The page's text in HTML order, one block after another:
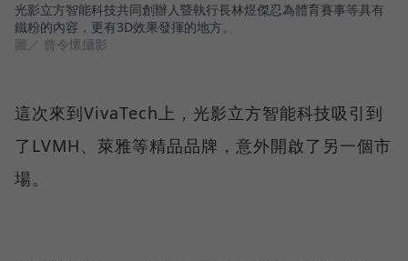
光影立方智能科技共同創辦人暨執行長林煜傑忍為體育賽事等具有
鐵粉的內容，更有3D效果發揮的地方。
圖／ 曾令懷攝影
這次來到VivaTech上，光影立方智能科技吸引到
了LVMH、萊雅等精品品牌，意外開啟了另一個市
場。